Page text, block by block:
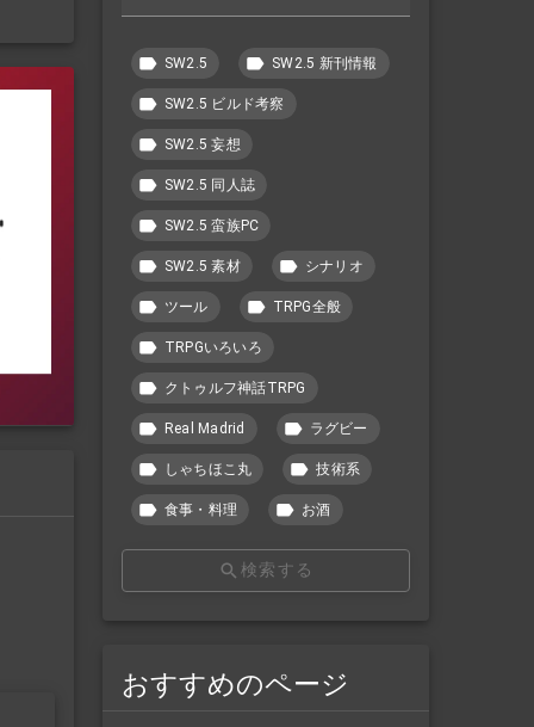
SW2.5 SW2.5 新刊情報
SW2.5 ビルド考察
SW2.5 妄想
SW2.5 同人誌
SW2.5 蛮族PC
SW2.5 素材 シナリオ
ツール TRPG全般
TRPGいろいろ
クトゥルフ神話TRPG
Real Madrid ラグビー
しゃちほこ丸 技術系
食事・料理 お酒
検索する
おすすめのページ